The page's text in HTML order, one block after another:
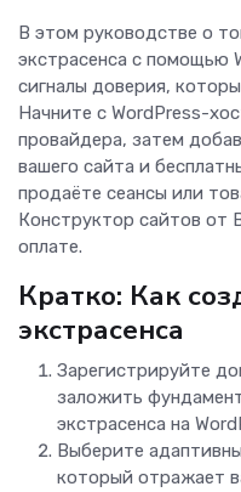
В этом руководстве о
экстрасенса с помощью
сигналы доверия,
Начните с WordPress-
провайдера, затем
вашего сайта и
продаёте сеансы или
Конструктор сайтов от
оплате.
Кратко: Как
экстрасенса
Зарегистрируйте
заложить
экстрасенса на
Выберите
который отражает